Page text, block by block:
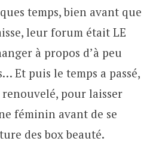
temps, bien avant que
leur forum était LE
à propos d’à peu
Et puis le temps a passé,
pour laisser
féminin avant de se
des box beauté.